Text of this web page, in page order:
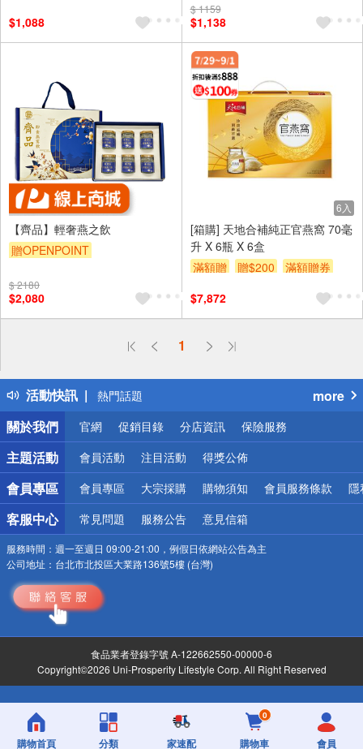
$1,088
$ 1159
$1,138
【齊品】輕奢燕之飲
贈OPENPOINT
$ 2180
$2,080
6入
[箱購] 天地合補純正官燕窩 70毫
升 X 6瓶 X 6盒
滿額贈
贈$200
滿額贈券
$7,872
1
活動快訊
偏遠地區配送
得獎公告
熱門話題
銀行優惠
偏遠地區配送
詐騙網頁！請小心！
more
關於我們
官網 促銷目錄 分店資訊 保險服務
主題活動 會員活動 注目活動 得獎公佈
會員專區 會員專區 大宗採購 購物須知 會員服務條款 隱
客服中心 常見問題 服務公告 意見信箱
服務時間： 週一至週日 09:00-21:00，例假日依網站公告為主
公司地址： 台北市北投區大業路136號5樓 (台灣)
食品業者登錄字號 A-122662550-00000-6
Copyright©2026 Uni-Prosperity Lifestyle Corp. All Right Reserved
購物首頁 分類 家速配
0
購物車 會員